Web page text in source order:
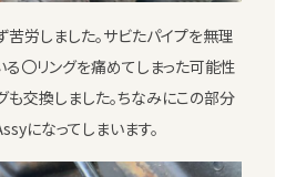
労しました。サビたパイプを無理
〇リングを痛めてしまった可能性
交換しました。ちなみにこの部分
になってしまいます。